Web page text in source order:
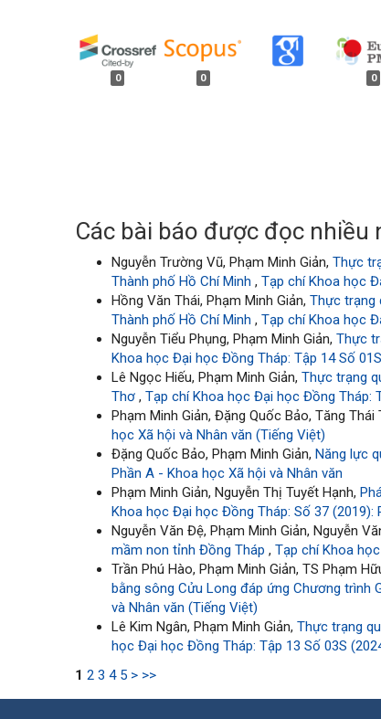
0 0 0
Các bài báo được đọc nhiều
Nguyễn Trường Vũ, Phạm Minh Giản,Thực
Thành phố Hồ Chí Minh,Tạp chí Khoa học
Hồng Văn Thái, Phạm Minh Giản,Thực trạng
Thành phố Hồ Chí Minh,Tạp chí Khoa học
Nguyễn Tiểu Phụng, Phạm Minh Giản,Thực
Khoa học Đại học Đồng Tháp: Tập 14 Số
Lê Ngọc Hiếu, Phạm Minh Giản,Thực trạng
Thơ,Tạp chí Khoa học Đại học Đồng Tháp:
Phạm Minh Giản, Đặng Quốc Bảo, Tăng
học Xã hội và Nhân văn (Tiếng Việt)
Đặng Quốc Bảo, Phạm Minh Giản,Năng lực
Phần A - Khoa học Xã hội và Nhân văn
Phạm Minh Giản, Nguyễn Thị Tuyết Hạnh,
Khoa học Đại học Đồng Tháp: Số 37 (2019):
Nguyễn Văn Đệ, Phạm Minh Giản, Nguyễn
mầm non tỉnh Đồng Tháp,Tạp chí Khoa
Trần Phú Hào, Phạm Minh Giản, TS Phạm
bằng sông Cửu Long đáp ứng Chương trình
và Nhân văn (Tiếng Việt)
Lê Kim Ngân, Phạm Minh Giản,Thực trạng
học Đại học Đồng Tháp: Tập 13 Số 03S
1 2 3 4 5 > >>